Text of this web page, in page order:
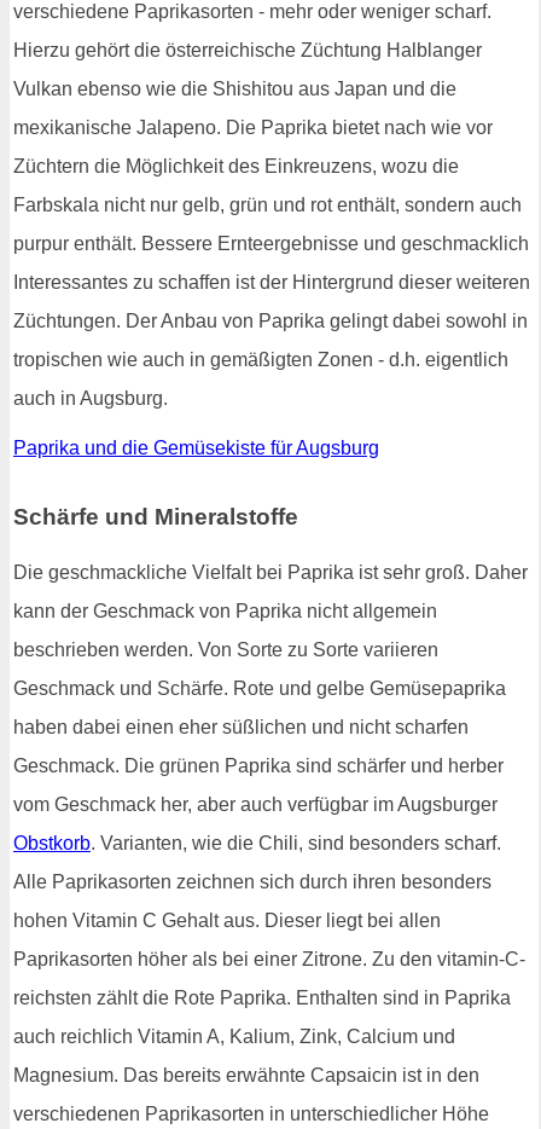
verschiedene Paprikasorten - mehr oder weniger scharf.
Hierzu gehört die österreichische Züchtung Halblanger
Vulkan ebenso wie die Shishitou aus Japan und die
mexikanische Jalapeno. Die Paprika bietet nach wie vor
Züchtern die Möglichkeit des Einkreuzens, wozu die
Farbskala nicht nur gelb, grün und rot enthält, sondern auch
purpur enthält. Bessere Ernteergebnisse und geschmacklich
Interessantes zu schaffen ist der Hintergrund dieser weiteren
Züchtungen. Der Anbau von Paprika gelingt dabei sowohl in
tropischen wie auch in gemäßigten Zonen - d.h. eigentlich
auch in Augsburg.
Paprika und die Gemüsekiste für Augsburg
Schärfe und Mineralstoffe
Die geschmackliche Vielfalt bei Paprika ist sehr groß. Daher
kann der Geschmack von Paprika nicht allgemein
beschrieben werden. Von Sorte zu Sorte variieren
Geschmack und Schärfe. Rote und gelbe Gemüsepaprika
haben dabei einen eher süßlichen und nicht scharfen
Geschmack. Die grünen Paprika sind schärfer und herber
vom Geschmack her, aber auch verfügbar im Augsburger
Obstkorb. Varianten, wie die Chili, sind besonders scharf.
Alle Paprikasorten zeichnen sich durch ihren besonders
hohen Vitamin C Gehalt aus. Dieser liegt bei allen
Paprikasorten höher als bei einer Zitrone. Zu den vitamin-C-
reichsten zählt die Rote Paprika. Enthalten sind in Paprika
auch reichlich Vitamin A, Kalium, Zink, Calcium und
Magnesium. Das bereits erwähnte Capsaicin ist in den
verschiedenen Paprikasorten in unterschiedlicher Höhe